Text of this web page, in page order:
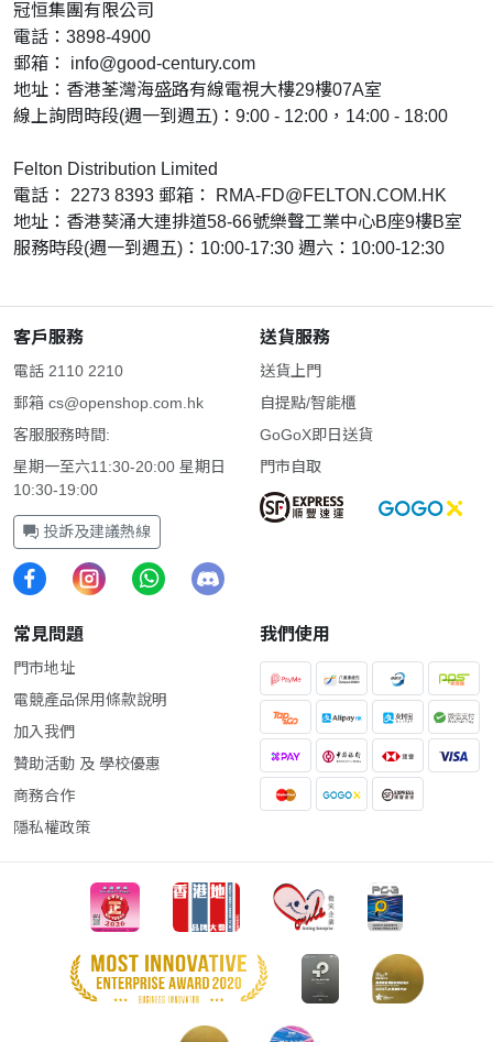
冠恒集團有限公司
電話：3898-4900
郵箱： info@good-century.com
地址：香港荃灣海盛路有線電視大樓29樓07A室
線上詢問時段(週一到週五)：9:00 - 12:00，14:00 - 18:00
Felton Distribution Limited
電話： 2273 8393 郵箱：
RMA-FD@FELTON.COM.HK
地址：香港葵涌大連排道58-66號樂聲工業中心B座9樓B室
服務時段(週一到週五)：10:00-17:30 週六：10:00-12:30
客戶服務
電話 2110 2210
郵箱 cs@openshop.com.hk
客服服務時間:
星期一至六11:30-20:00 星期日
10:30-19:00
投訴及建議熱線
送貨服務
送貨上門
自提點/智能櫃
GoGoX即日送貨
門市自取
常見問題
門市地址
電競產品保用條款說明
加入我們
贊助活動 及 學校優惠
商務合作
隱私權政策
我們使用